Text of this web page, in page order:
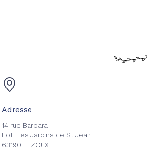
Adresse
14 rue Barbara
Lot. Les Jardins de St Jean
63190 LEZOUX